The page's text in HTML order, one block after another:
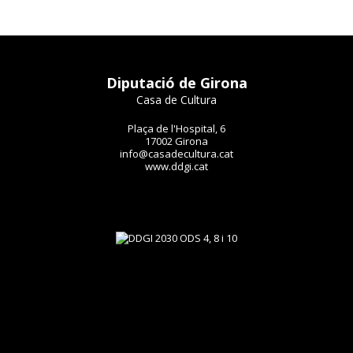
Diputació de Girona
Casa de Cultura
Plaça de l'Hospital, 6
17002 Girona
info@casadecultura.cat
www.ddgi.cat